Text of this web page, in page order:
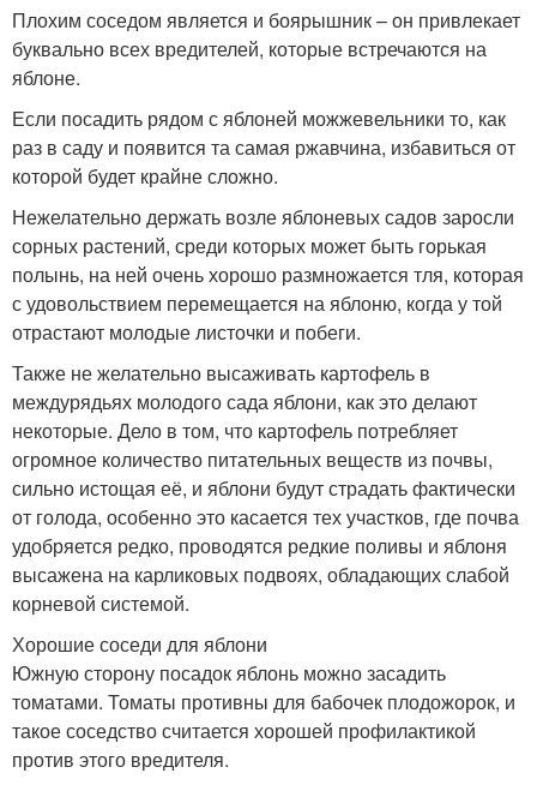
Плохим соседом является и боярышник – он привлекает
буквально всех вредителей, которые встречаются на
яблоне.
Если посадить рядом с яблоней можжевельники то, как
раз в саду и появится та самая ржавчина, избавиться от
которой будет крайне сложно.
Нежелательно держать возле яблоневых садов заросли
сорных растений, среди которых может быть горькая
полынь, на ней очень хорошо размножается тля, которая
с удовольствием перемещается на яблоню, когда у той
отрастают молодые листочки и побеги.
Также не желательно высаживать картофель в
междурядьях молодого сада яблони, как это делают
некоторые. Дело в том, что картофель потребляет
огромное количество питательных веществ из почвы,
сильно истощая её, и яблони будут страдать фактически
от голода, особенно это касается тех участков, где почва
удобряется редко, проводятся редкие поливы и яблоня
высажена на карликовых подвоях, обладающих слабой
корневой системой.
Хорошие соседи для яблони
Южную сторону посадок яблонь можно засадить
томатами. Томаты противны для бабочек плодожорок, и
такое соседство считается хорошей профилактикой
против этого вредителя.